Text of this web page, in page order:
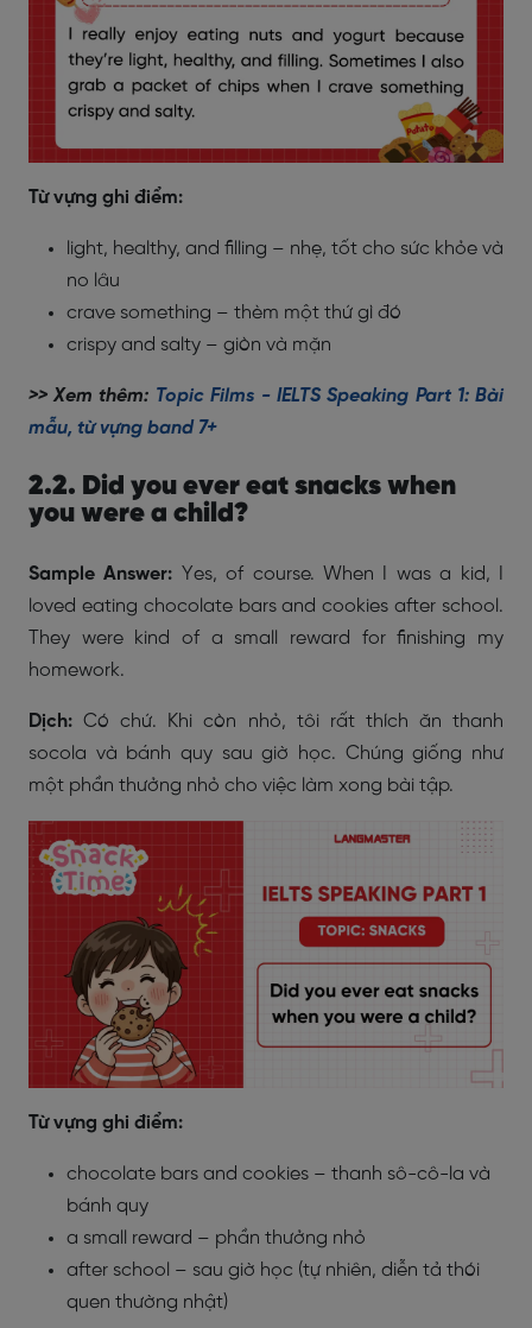
Từ vựng ghi điểm:
light, healthy, and filling – nhẹ, tốt cho sức khỏe và
no lâu
crave something – thèm một thứ gì đó
crispy and salty – giòn và mặn
>> Xem thêm: Topic Films - IELTS Speaking Part 1: Bài
mẫu, từ vựng band 7+
2.2. Did you ever eat snacks when
you were a child?
Sample Answer: Yes, of course. When I was a kid, I
loved eating chocolate bars and cookies after school.
They were kind of a small reward for finishing my
homework.
Dịch: Có chứ. Khi còn nhỏ, tôi rất thích ăn thanh
socola và bánh quy sau giờ học. Chúng giống như
một phần thưởng nhỏ cho việc làm xong bài tập.
Từ vựng ghi điểm:
chocolate bars and cookies – thanh sô-cô-la và
bánh quy
a small reward – phần thưởng nhỏ
after school – sau giờ học (tự nhiên, diễn tả thói
quen thường nhật)